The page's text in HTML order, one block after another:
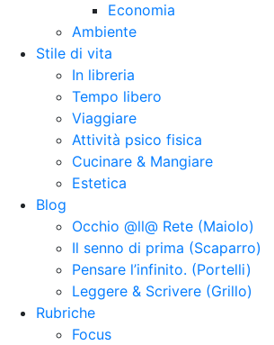
Economia
Ambiente
Stile di vita
In libreria
Tempo libero
Viaggiare
Attività psico fisica
Cucinare & Mangiare
Estetica
Blog
Occhio @ll@ Rete (Maiolo)
Il senno di prima (Scaparro)
Pensare l’infinito. (Portelli)
Leggere & Scrivere (Grillo)
Rubriche
Focus